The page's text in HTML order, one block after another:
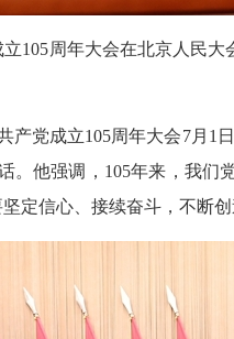
105周年大会在北京人民
产党成立105周年大会7月1
。他强调，105年来，我
定信心、接续奋斗，不断